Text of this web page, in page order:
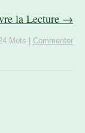
la Lecture →
Mots Commenter